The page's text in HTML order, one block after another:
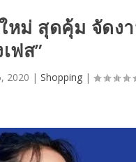
ม่ สุดคุ้ม จัดง
ฟส”
2020 | Shopping|